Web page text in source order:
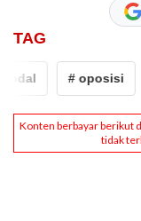
TAG
# oposisi